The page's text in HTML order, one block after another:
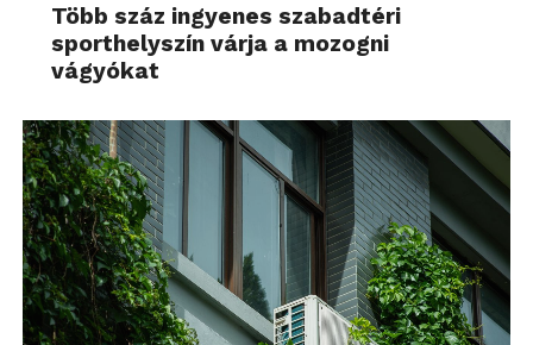
Több száz ingyenes szabadtéri
sporthelyszín várja a mozogni
vágyókat